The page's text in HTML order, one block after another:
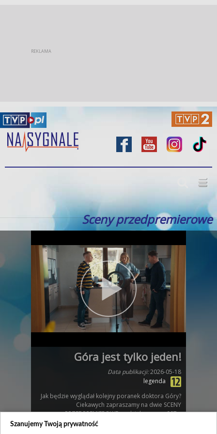
Sceny przedpremierowe
Góra jest tylko jeden!
Data publikacji:2026-05-18
legenda
Jak będzie wyglądał kolejny poranek doktora Góry?
Ciekawych zapraszamy na dwie SCENY
PRZEDPREMIEROWE z odcinka numer 907…
Szanujemy Twoją prywatność